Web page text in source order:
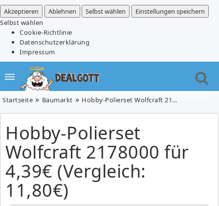
Akzeptieren
Ablehnen Selbst wählen
Einstellungen speichern
Selbst wählen
Cookie-Richtlinie
Datenschutzerklärung
Impressum
Startseite Baumarkt Hobby-Polierset Wolfcraft 2178000 für 4,39€ (Vergleich: 11,80€)
Hobby-Polierset
Wolfcraft 2178000 für
4,39€ (Vergleich:
11,80€)